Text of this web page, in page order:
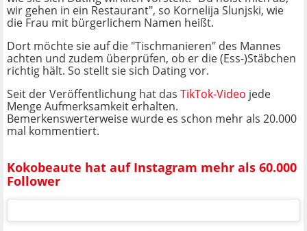
wir gehen in ein Restaurant", so Kornelija Slunjski, wie
die Frau mit bürgerlichem Namen heißt.
Dort möchte sie auf die "Tischmanieren" des Mannes
achten und zudem überprüfen, ob er die (Ess-)Stäbchen
richtig hält. So stellt sie sich Dating vor.
Seit der Veröffentlichung hat das TikTok-Video jede
Menge Aufmerksamkeit erhalten.
Bemerkenswerterweise wurde es schon mehr als 20.000
mal kommentiert.
Kokobeaute hat auf Instagram mehr als 60.000
Follower